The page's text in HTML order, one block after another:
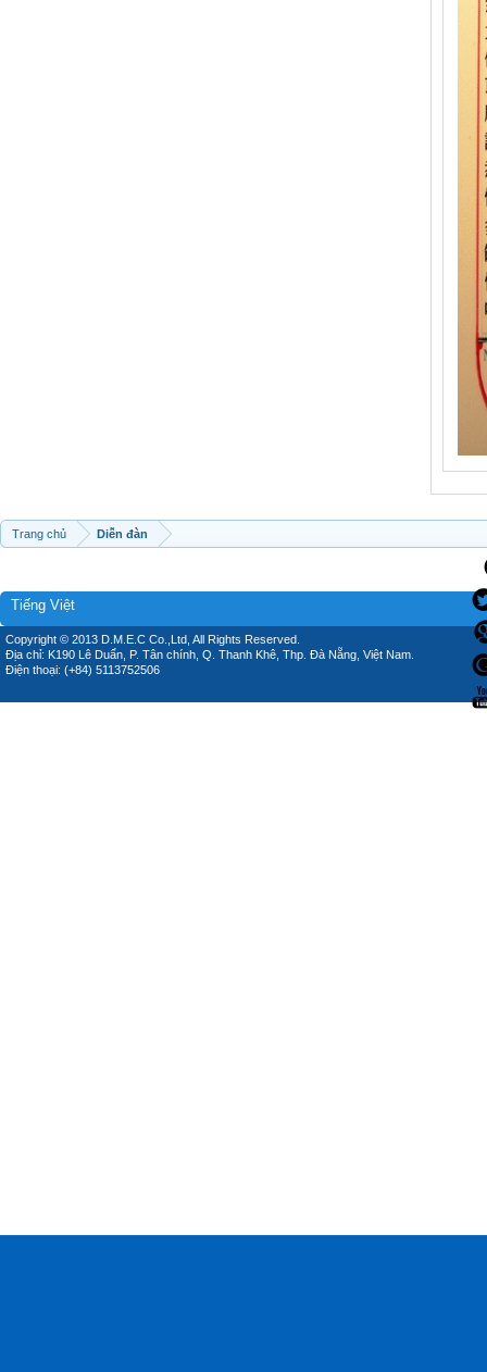
Trang chủ Diễn đàn
Tiếng Việt
Copyright © 2013 D.M.E.C Co.,Ltd, All Rights Reserved.
Địa chỉ: K190 Lê Duẩn, P. Tân chính, Q. Thanh Khê, Thp. Đà Nẵng, Việt Nam.
Điện thoại: (+84) 5113752506